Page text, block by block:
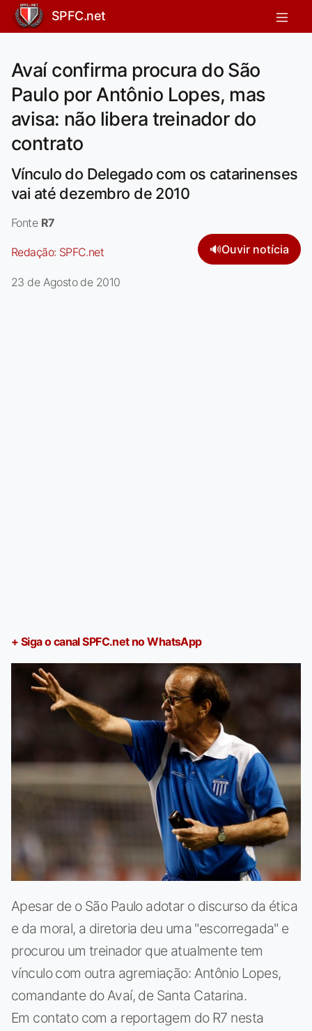
SPFC.net
Avaí confirma procura do São
Paulo por Antônio Lopes, mas
avisa: não libera treinador do
contrato
Vínculo do Delegado com os catarinenses
vai até dezembro de 2010
Fonte R7
Redação: SPFC.net 🔊Ouvir notícia
23 de Agosto de 2010
+ Siga o canal SPFC.net no WhatsApp
Apesar de o São Paulo adotar o discurso da ética
e da moral, a diretoria deu uma "escorregada" e
procurou um treinador que atualmente tem
vínculo com outra agremiação: Antônio Lopes,
comandante do Avaí, de Santa Catarina.
Em contato com a reportagem do R7 nesta